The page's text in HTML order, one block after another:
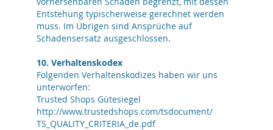
Entstehung typischerweise gerechnet werden
muss. Im Übrigen sind Ansprüche auf
Schadensersatz ausgeschlossen.
10. Verhaltenskodex
Folgenden Verhaltenskodizes haben wir uns
unterworfen:
Trusted Shops Gütesiegel
http://www.trustedshops.com/tsdocument/
TS_QUALITY_CRITERIA_de.pdf